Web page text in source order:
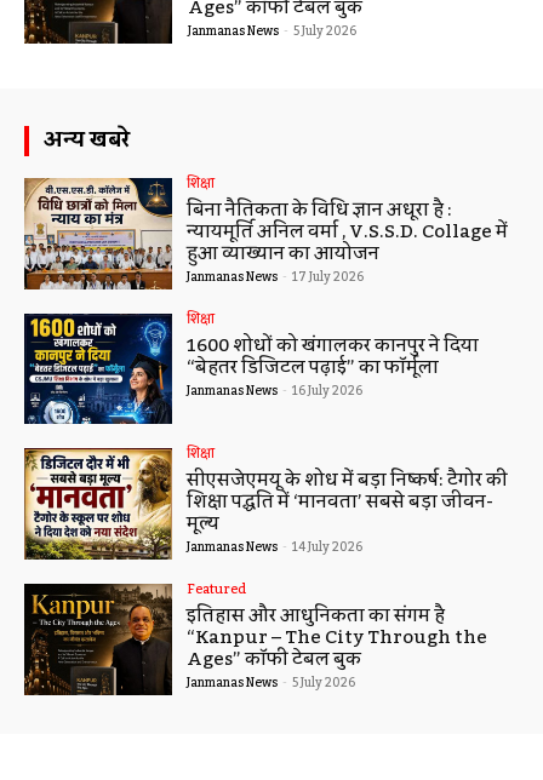
Ages” कॉफी टेबल बुक
Janmanas News - 5 July 2026
अन्य खबरे
शिक्षा
बिना नैतिकता के विधि ज्ञान अधूरा है :
न्यायमूर्ति अनिल वर्मा , V.S.S.D. Collage में
हुआ व्याख्यान का आयोजन
Janmanas News - 17 July 2026
शिक्षा
1600 शोधों को खंगालकर कानपुर ने दिया
“बेहतर डिजिटल पढ़ाई” का फॉर्मूला
Janmanas News - 16 July 2026
शिक्षा
सीएसजेएमयू के शोध में बड़ा निष्कर्ष: टैगोर की
शिक्षा पद्धति में ‘मानवता’ सबसे बड़ा जीवन-
मूल्य
Janmanas News - 14 July 2026
Featured
इतिहास और आधुनिकता का संगम है
“Kanpur – The City Through the
Ages” कॉफी टेबल बुक
Janmanas News - 5 July 2026